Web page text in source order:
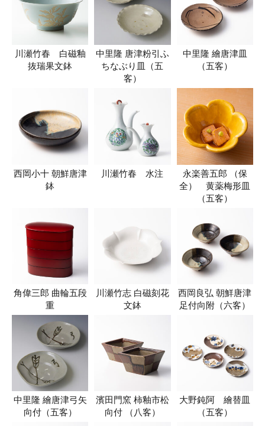
川瀬竹春 白磁釉
抜瑞果文鉢
中里隆 唐津粉引ふ
ちなぶり皿（五
客）
中里隆 繪唐津皿
（五客）
西岡小十 朝鮮唐津
鉢
川瀬竹春 水注
永楽善五郎 （保
全） 黄薬梅形皿
（五客）
角偉三郎 曲輪五段
重
川瀬竹志 白磁刻花
文鉢
西岡良弘 朝鮮唐津
足付向附（六客）
中里隆 繪唐津弓矢
向付（五客）
濱田門窯 柿釉市松
向付 （八客）
大野鈍阿 繪替皿
（五客）